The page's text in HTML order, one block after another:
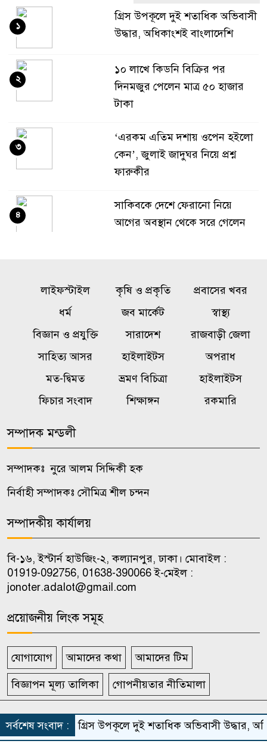
গ্রিস উপকূলে দুই শতাধিক অভিবাসী
উদ্ধার, অধিকাংশই বাংলাদেশি
১
১০ লাখে কিডনি বিক্রির পর
দিনমজুর পেলেন মাত্র ৫০ হাজার
টাকা
২
‘এরকম এতিম দশায় ওপেন হইলো
কেন’, জুলাই জাদুঘর নিয়ে প্রশ্ন
ফারুকীর
৩
সাকিবকে দেশে ফেরানো নিয়ে
আগের অবস্থান থেকে সরে গেলেন
৪
অপপ্রচারের বিরুদ্ধে সতর্ক করল
পুলিশ
ওয়েব সিরিজ দেখে স্ত্রীকে হত্যা,
টাকাপয়সা নিয়ে চম্পট প্রযুক্তিবিদের
নওগাঁয় মাছের সাথে শত্রুতা, ৮ লাখ
শৃঙ্খলাভঙ্গের অভিযোগে জাবি
ছাত্রদলের যুগ্ম আহ্বায়ককে শোকজ
জাকসুর সাংস্কৃতিক সম্পাদকের
হাসিনার বক্তব্য ‘সমর্থন করে না’
ভারত, যা জানালেন জয়সওয়াল
১০
লাইফস্টাইল কৃষি ও প্রকৃতি
প্রবাসের খবর
ধর্ম
জব মার্কেট
স্বাস্থ্য
বিজ্ঞান ও প্রযুক্তি
সারাদেশ
রাজবাড়ী জেলা
সাহিত্য আসর
হাইলাইটস
অপরাধ
মত-দ্বিমত
ভ্রমণ বিচিত্রা
হাইলাইটস
ফিচার সংবাদ
শিক্ষাঙ্গন রকমারি
সম্পাদক মন্ডলী
সম্পাদকঃ নুরে আলম সিদ্দিকী হক
নির্বাহী সম্পাদকঃ সৌমিত্র শীল চন্দন
সম্পাদকীয় কার্যালয়
বি-১৬, ইস্টার্ন হাউজিং-২, কল্যানপুর, ঢাকা। মোবাইল :
01919-092756, 01638-390066 ই-মেইল :
jonoter.adalot@gmail.com
প্রয়োজনীয় লিংক সমূহ
যোগাযোগ আমাদের কথা আমাদের টিম
বিজ্ঞাপন মূল্য তালিকা গোপনীয়তার নীতিমালা
সর্বস্বত্ব সংরক্ষিত দৈনিক জনতার আদালত
Theme Developed BYThemesBazar.Com
সর্বশেষ সংবাদ :গ্রিস উপকূলে দুই শতাধিক অভিবাসী উদ্ধার,